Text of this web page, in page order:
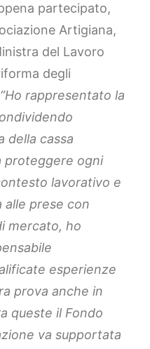
partecipato,
Artigiana,
del Lavoro
degli
“Ho rappresentato la
della cassa
proteggere ogni
lavorativo e
alle prese con
mercato, ho
esperienze
prova anche in
queste il Fondo
va supportata